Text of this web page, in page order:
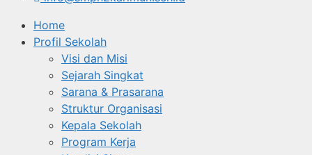
Home
Profil Sekolah
Visi dan Misi
Sejarah Singkat
Sarana & Prasarana
Struktur Organisasi
Kepala Sekolah
Program Kerja